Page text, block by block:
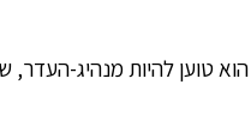
טוען להיות מנהיג-